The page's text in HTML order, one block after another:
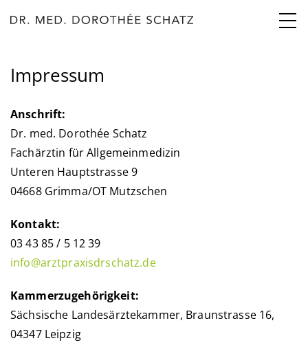
Impressum
Anschrift:
Dr. med. Dorothée Schatz
Fachärztin für Allgemeinmedizin
Unteren Hauptstrasse 9
04668 Grimma/OT Mutzschen
Kontakt:
03 43 85 / 5 12 39
info@arztpraxisdrschatz.de
Kammerzugehörigkeit:
Sächsische Landesärztekammer, Braunstrasse 16,
04347 Leipzig